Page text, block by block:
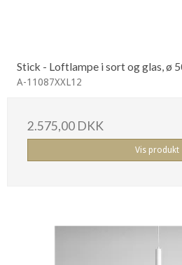
Stick - Loftlampe i sort og glas, ø
A-11087XXL12
2.575,00 DKK
Vis produkt